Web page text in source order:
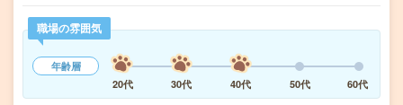
職場の雰囲気
年齢層
20代
30代 40代 50代 60代